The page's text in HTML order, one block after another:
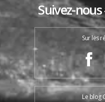
Suivez-
Sur les
Le blog